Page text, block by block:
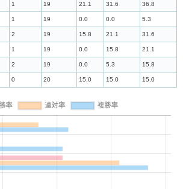
1 19 21.1 31.6 36.8
1 19 0.0 0.0 5.3
2 19 15.8 21.1 31.6
1 19 0.0 15.8 21.1
2 19 0.0 5.3 15.8
0 20 15.0 15.0 15.0